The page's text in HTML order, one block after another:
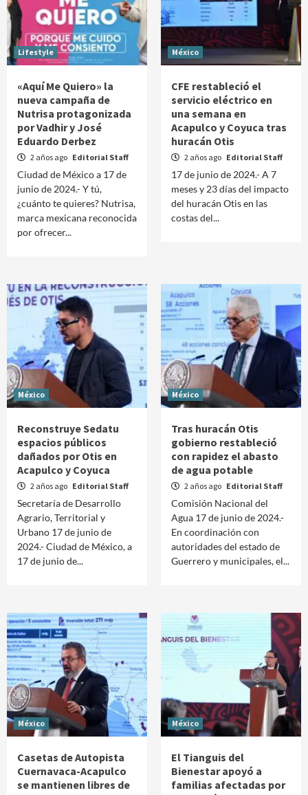
Lifestyle
«Aquí Me Quiero» la
nueva campaña de
Nutrisa protagonizada
por Vadhir y José
Eduardo Derbez
2 años ago Editorial Staff
Ciudad de México a 17 de
junio de 2024.- Y tú,
¿cuánto te quieres? Nutrisa,
marca mexicana reconocida
por ofrecer...
México
CFE restableció el
servicio eléctrico en
una semana en
Acapulco y Coyuca tras
huracán Otis
2 años ago Editorial Staff
17 de junio de 2024.- A 7
meses y 23 días del impacto
del huracán Otis en las
costas del...
México
Reconstruye Sedatu
espacios públicos
dañados por Otis en
Acapulco y Coyuca
2 años ago Editorial Staff
Secretaría de Desarrollo
Agrario, Territorial y
Urbano 17 de junio de
2024.- Ciudad de México, a
17 de junio de...
México
Tras huracán Otis
gobierno restableció
con rapidez el abasto
de agua potable
2 años ago Editorial Staff
Comisión Nacional del
Agua 17 de junio de 2024.-
En coordinación con
autoridades del estado de
Guerrero y municipales, el...
México
Casetas de Autopista
Cuernavaca-Acapulco
se mantienen libres de
México
El Tianguis del
Bienestar apoyó a
familias afectadas por